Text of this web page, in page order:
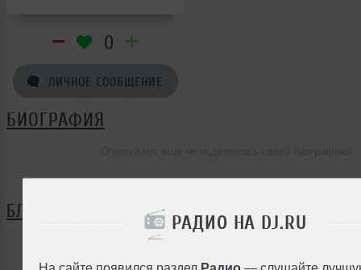
РАДИО НА DJ.RU
На сайте появился раздел Радио — слушайте
0
ЛИЧНОЕ СООБЩЕНИЕ
БИОГРАФИЯ
БЛОГ